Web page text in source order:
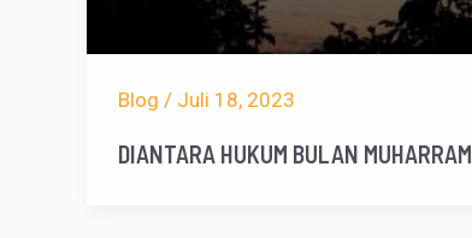
Blog / Juli 18, 2023
DIANTARA HUKUM BULAN MUHARRAM